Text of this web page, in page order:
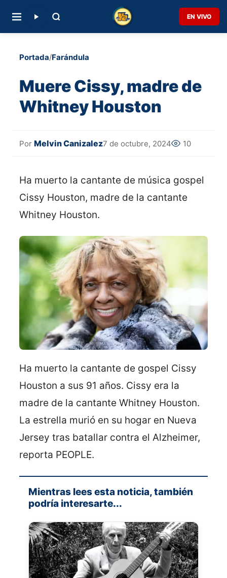
EN VIVO
Portada/Farándula
Muere Cissy, madre de
Whitney Houston
Por Melvin Canizalez7 de octubre, 2024 10
Ha muerto la cantante de música gospel
Cissy Houston, madre de la cantante
Whitney Houston.
Ha muerto la cantante de gospel Cissy
Houston a sus 91 años. Cissy era la
madre de la cantante Whitney Houston.
La estrella murió en su hogar en Nueva
Jersey tras batallar contra el Alzheimer,
reporta PEOPLE.
Mientras lees esta noticia, también
podría interesarte...